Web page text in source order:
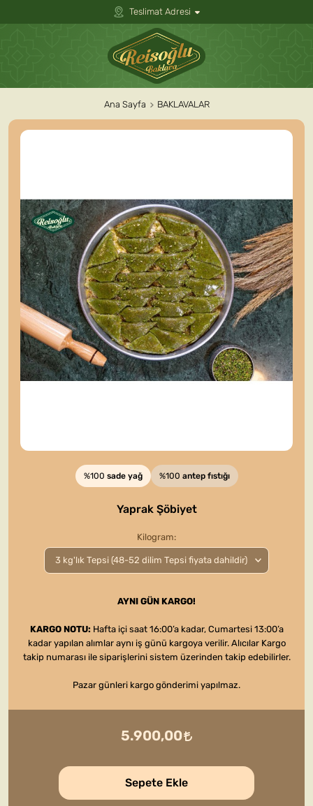
Teslimat Adresi
Ana Sayfa BAKLAVALAR
%100 sade yağ %100 antep fıstığı
Yaprak Şöbiyet
Kilogram
AYNI GÜN KARGO!
KARGO NOTU: Hafta içi saat 16:00’a kadar, Cumartesi 13:00’a
kadar yapılan alımlar aynı iş günü kargoya verilir. Alıcılar Kargo
takip numarası ile siparişlerini sistem üzerinden takip edebilirler.
Pazar günleri kargo gönderimi yapılmaz.
5.900,00
Sepete Ekle